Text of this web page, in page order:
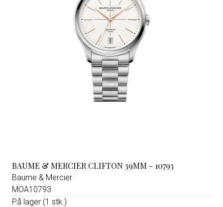
BAUME & MERCIER CLIFTON 39MM - 10793
Baume & Mercier
MOA10793
På lager (1 stk.)